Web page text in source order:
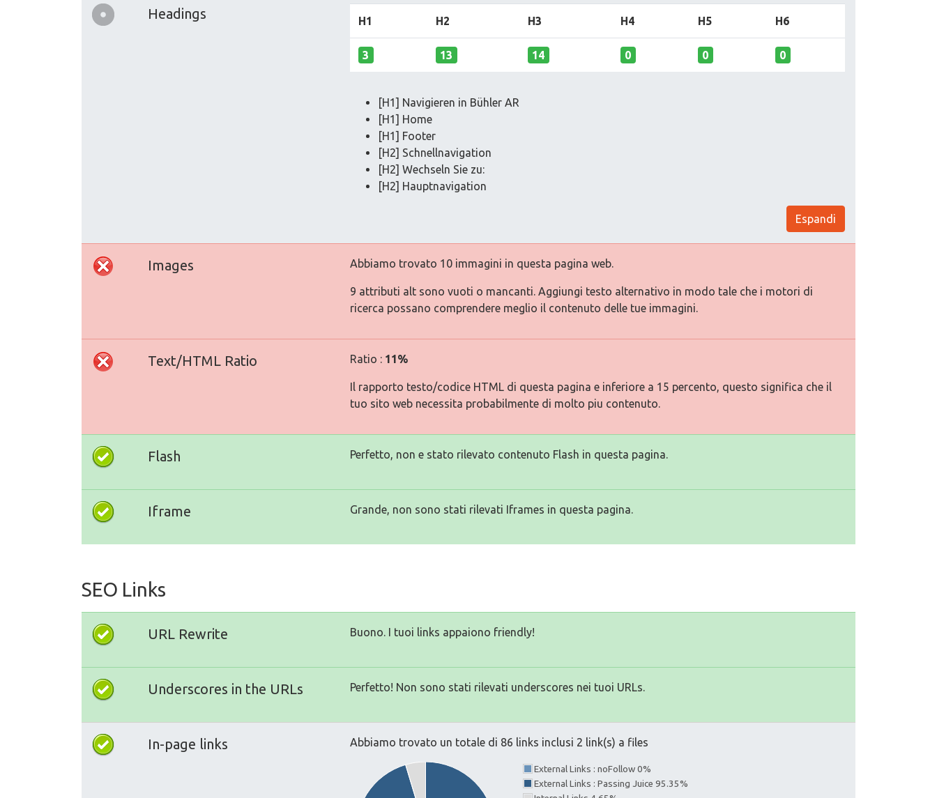
Headings H1 H2 H3 H4 H5 H6
3 13 14 0 0 0
[H1] Navigieren in Bühler AR
[H1] Home
[H1] Footer
[H2] Schnellnavigation
[H2] Wechseln Sie zu:
[H2] Hauptnavigation
Espandi
Images Abbiamo trovato 10 immagini in questa pagina web.
9 attributi alt sono vuoti o mancanti. Aggiungi testo alternativo in modo tale che i motori di
ricerca possano comprendere meglio il contenuto delle tue immagini.
Text/HTML Ratio Ratio : 11%
Il rapporto testo/codice HTML di questa pagina e inferiore a 15 percento, questo significa che il
tuo sito web necessita probabilmente di molto piu contenuto.
Flash Perfetto, non e stato rilevato contenuto Flash in questa pagina.
Iframe Grande, non sono stati rilevati Iframes in questa pagina.
SEO Links
URL Rewrite Buono. I tuoi links appaiono friendly!
Underscores in the URLs Perfetto! Non sono stati rilevati underscores nei tuoi URLs.
In-page links Abbiamo trovato un totale di 86 links inclusi 2 link(s) a files
External Links : noFollow 0%
External Links : Passing Juice 95.35%